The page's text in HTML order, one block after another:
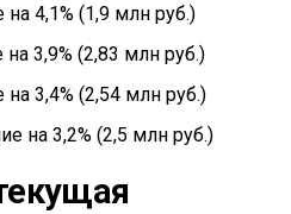
4,1% (1,9 млн руб.)
3,9% (2,83 млн руб.)
3,4% (2,54 млн руб.)
на 3,2% (2,5 млн руб.)